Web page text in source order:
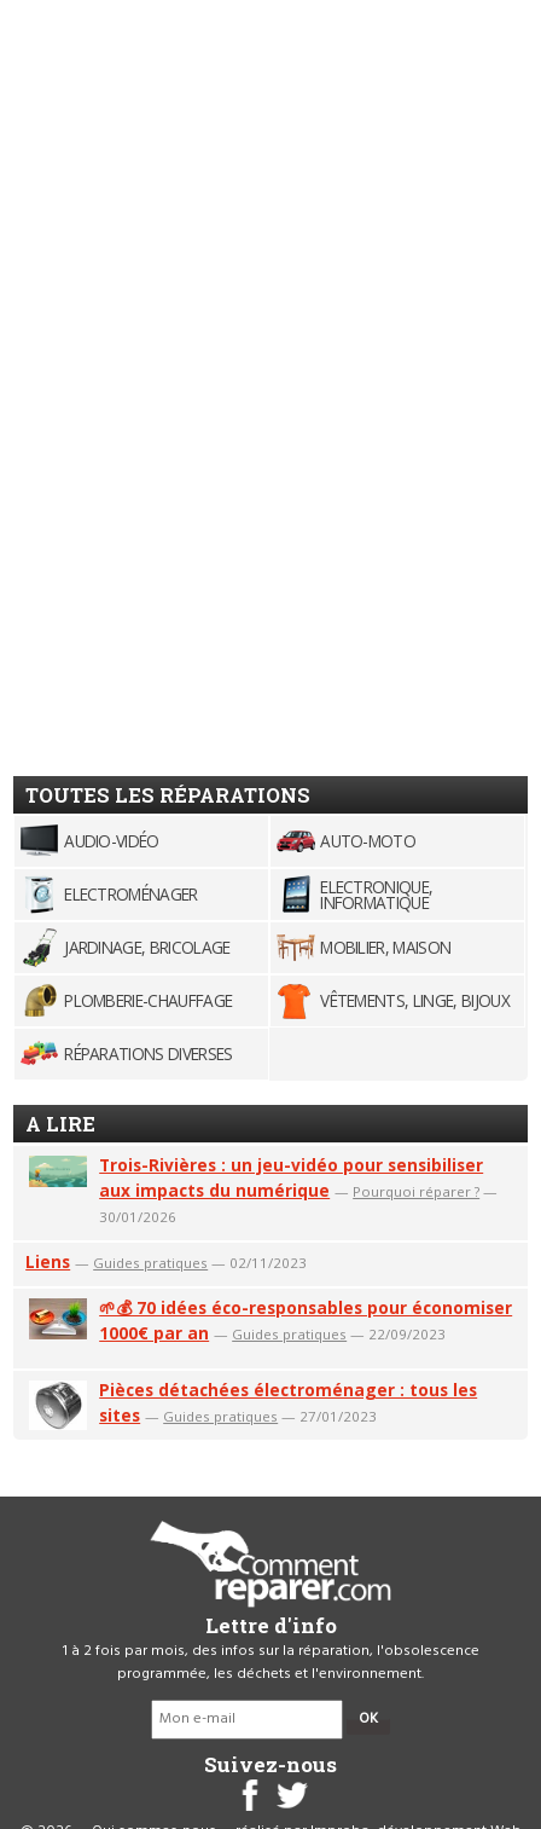
TOUTES LES RÉPARATIONS
AUDIO-VIDÉO AUTO-MOTO
ELECTROMÉNAGER ELECTRONIQUE,
INFORMATIQUE
JARDINAGE, BRICOLAGE
MOBILIER, MAISON
PLOMBERIE-CHAUFFAGE VÊTEMENTS, LINGE, BIJOUX
RÉPARATIONS DIVERSES
A LIRE
Trois-Rivières : un jeu-vidéo pour sensibiliser
aux impacts du numérique — Pourquoi réparer ? —
30/01/2026
Liens — Guides pratiques — 02/11/2023
🌱💰 70 idées éco-responsables pour économiser
1000€ par an — Guides pratiques — 22/09/2023
Pièces détachées électroménager : tous les
sites — Guides pratiques — 27/01/2023
Lettre d'info
1 à 2 fois par mois, des infos sur la réparation, l'obsolescence
programmée, les déchets et l'environnement.
OK
Suivez-nous